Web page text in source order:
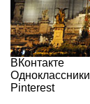
ВКонтакте
Одноклассники
Pinterest